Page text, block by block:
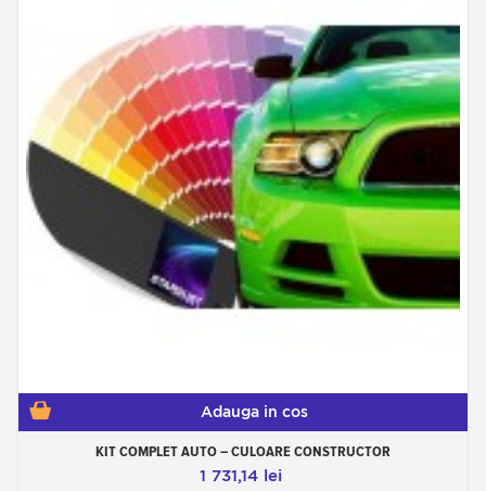
Adauga in cos
KIT COMPLET AUTO – CULOARE CONSTRUCTOR
1 731,14 lei